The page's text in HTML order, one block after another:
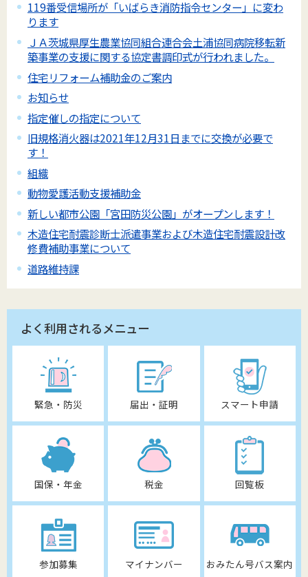
119番受信場所が「いばらき消防指令センター」に変わ
ります
ＪＡ茨城県厚生農業協同組合連合会土浦協同病院移転新
築事業の支援に関する協定書調印式が行われました。
住宅リフォーム補助金のご案内
お知らせ
指定催しの指定について
旧規格消火器は2021年12月31日までに交換が必要で
す！
組織
動物愛護活動支援補助金
新しい都市公園「宮田防災公園」がオープンします！
木造住宅耐震診断士派遣事業および木造住宅耐震設計改
修費補助事業について
道路維持課
よく利用されるメニュー
緊急・防災 届出・証明 スマート申請
国保・年金 税金 回覧板
参加募集 マイナンバー おみたん号バス案内